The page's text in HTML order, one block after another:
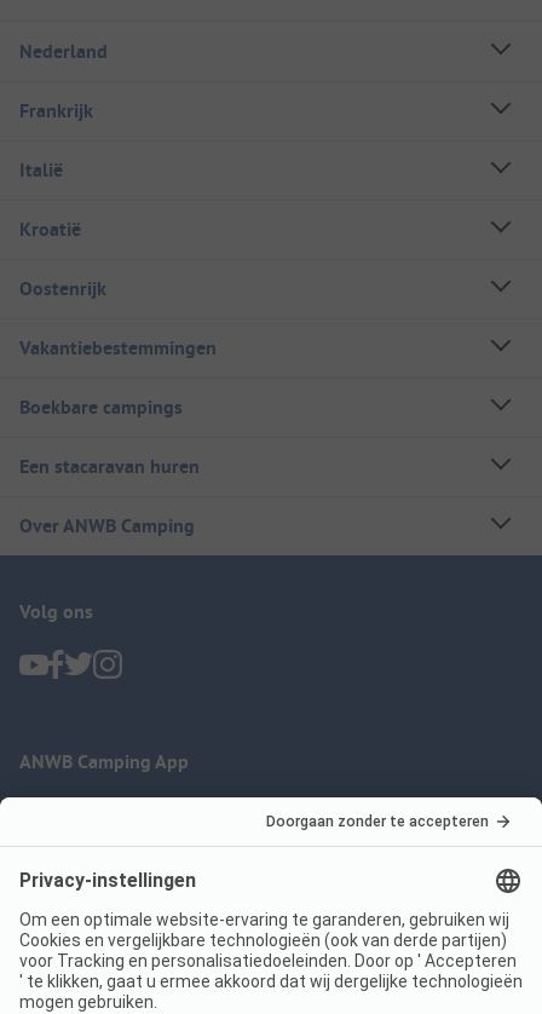
Nederland
Frankrijk
Italië
Kroatië
Oostenrijk
Vakantiebestemmingen
Boekbare campings
Een stacaravan huren
Over ANWB Camping
Volg ons
ANWB Camping App
Imprint
Jouw privacy
Voorwaarden